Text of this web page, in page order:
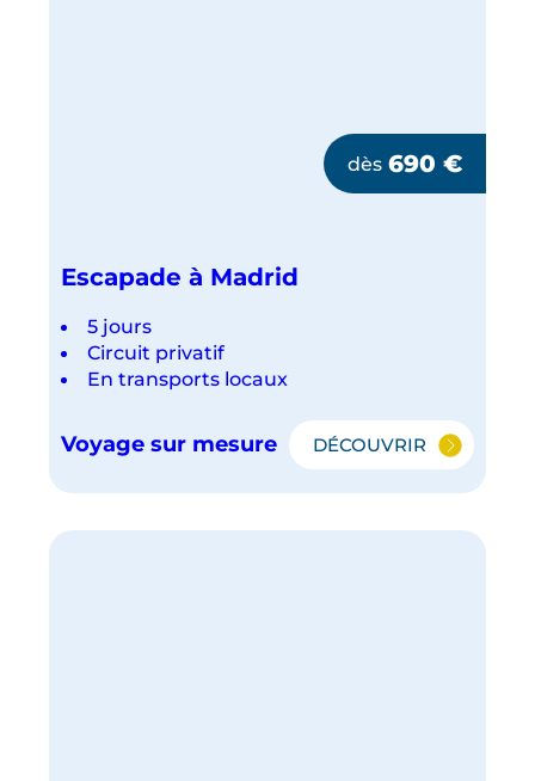
dès 690 €
Escapade à Madrid
5 jours
Circuit privatif
En transports locaux
Voyage sur mesure DÉCOUVRIR
ESCAPADE